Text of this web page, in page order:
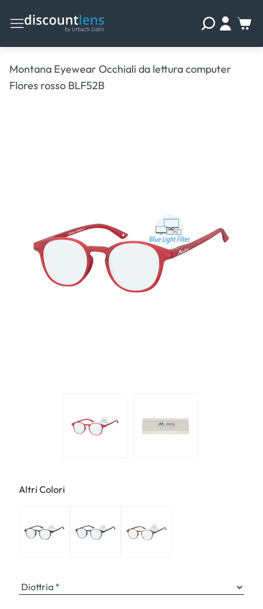
Montana Eyewear Occhiali da lettura computer
Flores rosso BLF52B
Altri Colori
Diottria